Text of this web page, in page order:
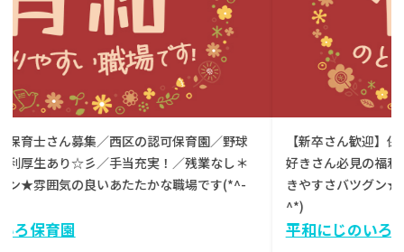
【新卒さん歓迎】保育士さん募集／西区の認可保育園／野球
好きさん必見の福利厚生あり☆彡／手当充実／残業なし＊働
きやすさバツグン★雰囲気の良いあたたかな職場です(*^-
平和にじのいろ保育園